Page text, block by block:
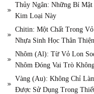
Thủy Ngân: Những Bí
Kim Loại Này
Chitin: Một Chất Trong
Nhựa Sinh Học Thân
Nhôm (Al): Từ Vỏ Lon
Nhôm Đóng Vai Trò
Vàng (Au): Không Chỉ
Được Sử Dụng Trong